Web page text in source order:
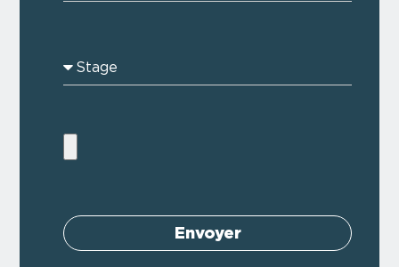
Envoyer